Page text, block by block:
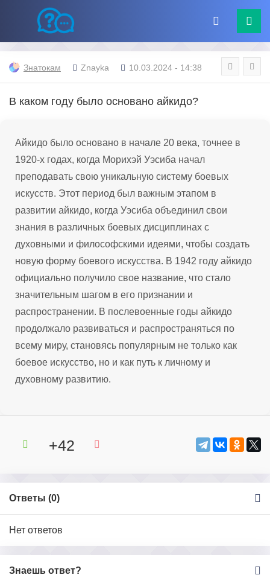
Знатокам Znayka 10.03.2024 - 14:38
В каком году было основано айкидо?
Айкидо было основано в начале 20 века, точнее в
1920-х годах, когда Морихэй Уэсиба начал
преподавать свою уникальную систему боевых
искусств. Этот период был важным этапом в
развитии айкидо, когда Уэсиба объединил свои
знания в различных боевых дисциплинах с
духовными и философскими идеями, чтобы создать
новую форму боевого искусства. В 1942 году айкидо
официально получило свое название, что стало
значительным шагом в его признании и
распространении. В послевоенные годы айкидо
продолжало развиваться и распространяться по
всему миру, становясь популярным не только как
боевое искусство, но и как путь к личному и
духовному развитию.
+42
Ответы (0)
Нет ответов
Знаешь ответ?